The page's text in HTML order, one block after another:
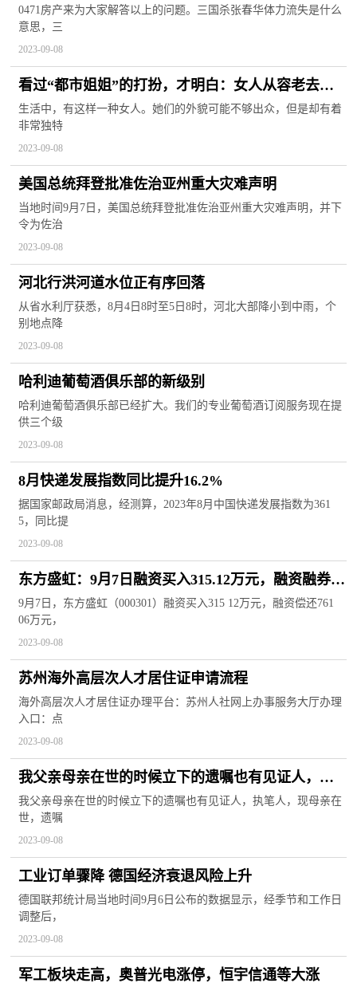
0471房产来为大家解答以上的问题。三国杀张春华体力流失是什么
意思，三
2023-09-08
看过“都市姐姐”的打扮，才明白：女人从容老去，
比装嫩更迷人！
生活中，有这样一种女人。她们的外貌可能不够出众，但是却有着
非常独特
2023-09-08
美国总统拜登批准佐治亚州重大灾难声明
当地时间9月7日，美国总统拜登批准佐治亚州重大灾难声明，并下
令为佐治
2023-09-08
河北行洪河道水位正有序回落
从省水利厅获悉，8月4日8时至5日8时，河北大部降小到中雨，个
别地点降
2023-09-08
哈利迪葡萄酒俱乐部的新级别
哈利迪葡萄酒俱乐部已经扩大。我们的专业葡萄酒订阅服务现在提
供三个级
2023-09-08
8月快递发展指数同比提升16.2%
据国家邮政局消息，经测算，2023年8月中国快递发展指数为361
5，同比提
2023-09-08
东方盛虹：9月7日融资买入315.12万元，融资融券余
额21.44亿元
9月7日，东方盛虹（000301）融资买入315 12万元，融资偿还761
06万元，
2023-09-08
苏州海外高层次人才居住证申请流程
海外高层次人才居住证办理平台：苏州人社网上办事服务大厅办理
入口：点
2023-09-08
我父亲母亲在世的时候立下的遗嘱也有见证人，执
笔人，现母亲在世，遗嘱内容
我父亲母亲在世的时候立下的遗嘱也有见证人，执笔人，现母亲在
世，遗嘱
2023-09-08
工业订单骤降 德国经济衰退风险上升
德国联邦统计局当地时间9月6日公布的数据显示，经季节和工作日
调整后，
2023-09-08
军工板块走高，奥普光电涨停，恒宇信通等大涨